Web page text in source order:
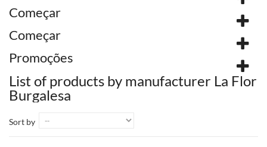
Começar
Começar
Promoções
List of products by manufacturer La Flor
Burgalesa
Sort by